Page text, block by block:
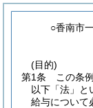
○香南市
(目的)
第1条
この条
以下「法」と
給与について